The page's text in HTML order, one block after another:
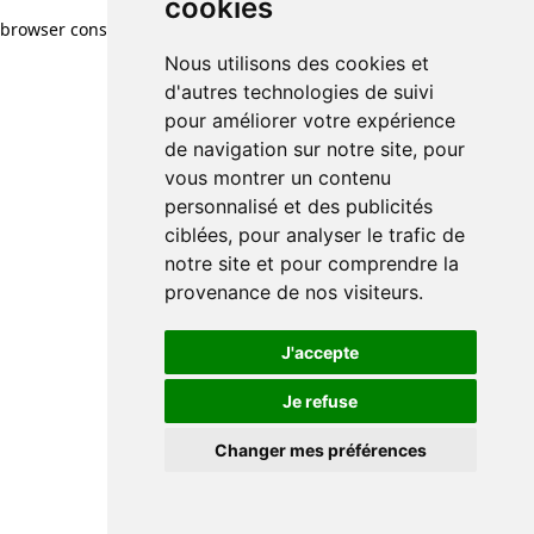
cookies
Nous utilisons des cookies et
d'autres technologies de suivi
pour améliorer votre expérience
de navigation sur notre site, pour
vous montrer un contenu
personnalisé et des publicités
ciblées, pour analyser le trafic de
notre site et pour comprendre la
provenance de nos visiteurs.
J'accepte
Je refuse
Changer mes préférences
browser console for more information)